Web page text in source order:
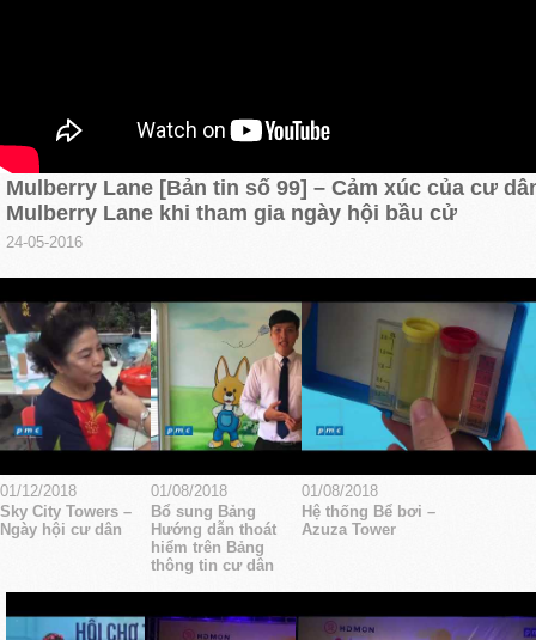
Mulberry Lane [Bản tin số 99] – Cảm xúc của cư
Mulberry Lane khi tham gia ngày hội bầu cử
24-05-2016
01/12/2018
Sky City Towers –
Ngày hội cư dân
01/08/2018
Bổ sung Bảng
Hướng dẫn thoát
hiểm trên Bảng
thông tin cư dân
01/08/2018
Hệ thống Bể bơi –
Azuza Tower